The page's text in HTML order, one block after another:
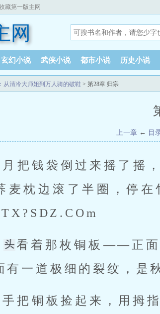
藏第一版主网
网
玄幻小说 武侠小说 都市小说 历史小说
阅读记录
从清冷大师姐到万人骑的破鞋 > 第28章 归宗
上一章 ← 目
把钱袋倒过来摇了摇
麦枕边滚了半圈，停
看着那枚铜板——正面
有一道极细的裂纹，是
把铜板捡起来，用拇